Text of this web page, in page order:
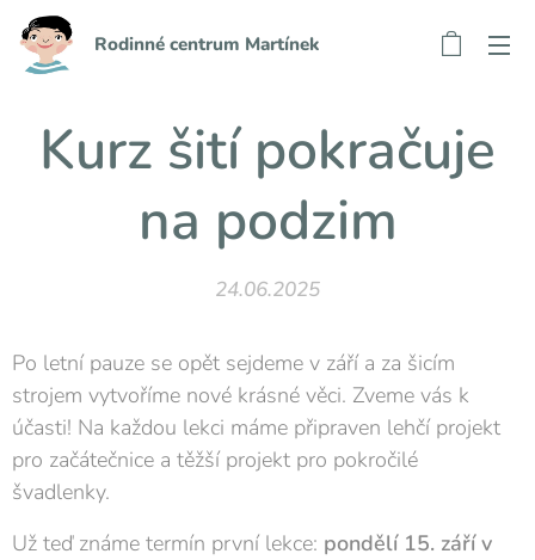
Rodinné centrum Martínek
Kurz šití pokračuje
na podzim
24.06.2025
Po letní pauze se opět sejdeme v září a za šicím
strojem vytvoříme nové krásné věci. Zveme vás k
účasti! Na každou lekci máme připraven lehčí projekt
pro začátečnice a těžší projekt pro pokročilé
švadlenky.
Už teď známe termín první lekce: pondělí 15. září v